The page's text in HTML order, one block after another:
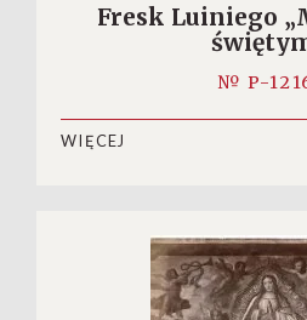
Fresk Luiniego
№ P-
WIĘCEJ